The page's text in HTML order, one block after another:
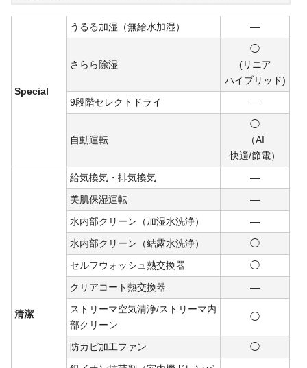
Special
うるる加湿（無給水加湿） ―
さらら除湿
◯
(リニア
ハイブリ ッド)
9段階セレクトドライ
―
自動運転
◯
（AI
快適/節電）
清潔
給気換気・排気換気
―
美肌保湿運転
―
水内部クリーン（加湿水洗浄）
―
水内部クリーン（結露水洗浄）
◯
セルフウォッシュ熱交換器
◯
クリアコート熱交換器
―
ストリーマ空気清浄/ストリーマ内
部クリーン
◯
防カビ加工ファン
◯